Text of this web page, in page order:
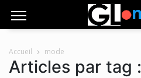
Accueil mode
Articles par tag :